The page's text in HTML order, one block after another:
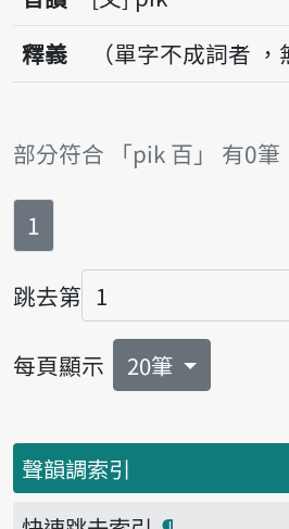
釋義
（單字不成詞者 ，
部分符合 「pik 百」 有0筆
第
1
跳去第
頁碼
每頁顯示 20筆
聲韻調索引